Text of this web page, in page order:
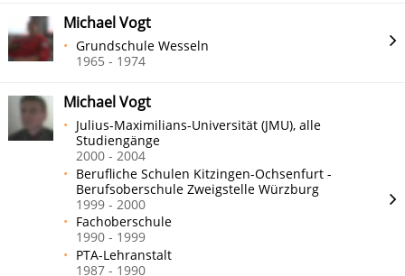
Michael Vogt
Grundschule Wesseln
1965 - 1974
Michael Vogt
Julius-Maximilians-Universität (JMU), alle
Studiengänge
2000 - 2004
Berufliche Schulen Kitzingen-Ochsenfurt -
Berufsoberschule Zweigstelle Würzburg
1999 - 2000
Fachoberschule
1990 - 1999
PTA-Lehranstalt
1987 - 1990